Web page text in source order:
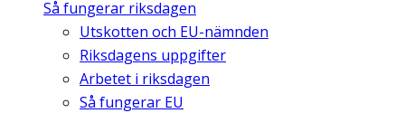
Så fungerar riksdagen
Utskotten och EU-nämnden
Riksdagens uppgifter
Arbetet i riksdagen
Så fungerar EU